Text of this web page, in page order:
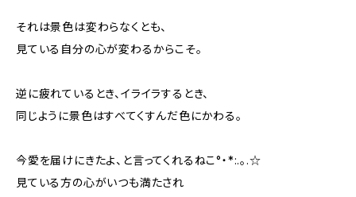
それは景色は変わらなくとも、
見ている自分の心が変わるからこそ。
逆に疲れているとき、イライラするとき、
同じように景色はすべてくすんだ色にかわる。
今愛を届けにきたよ、と言ってくれるねこ°・*:.。.☆
見ている方の心がいつも満たされ